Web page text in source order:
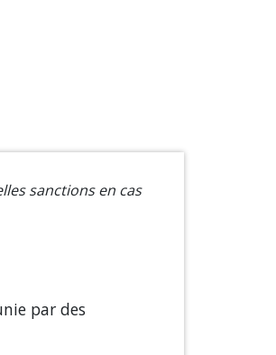
sanctions en cas
par des